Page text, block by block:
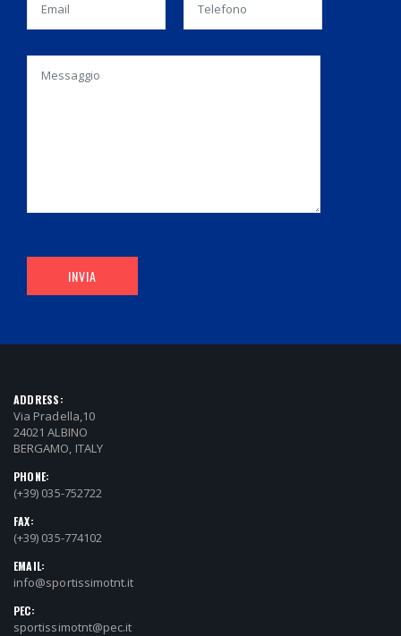
INVIA
ADDRESS:
Via Pradella,10
24021 ALBINO
BERGAMO, ITALY
PHONE:
(+39) 035-752722
FAX:
(+39) 035-774102
EMAIL:
info@sportissimotnt.it
PEC:
sportissimotnt@pec.it